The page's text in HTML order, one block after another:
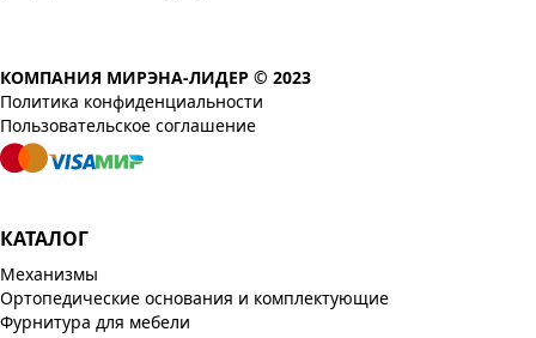
КОМПАНИЯ МИРЭНА-ЛИДЕР © 2023
Политика конфиденциальности
Пользовательское соглашение
КАТАЛОГ
Механизмы
Ортопедические основания и комплектующие
Фурнитура для мебели